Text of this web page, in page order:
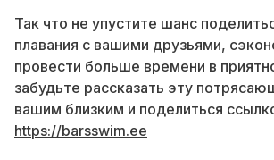
Так что не упустите шанс
плавания с вашими друзьями,
провести больше времени в
забудьте рассказать эту
вашим близким и поделиться
https://barsswim.ee